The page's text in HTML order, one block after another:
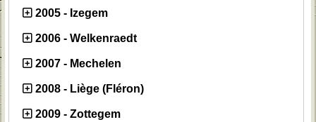
2005 - Izegem
2006 - Welkenraedt
2007 - Mechelen
2008 - Liège (Fléron)
2009 - Zottegem